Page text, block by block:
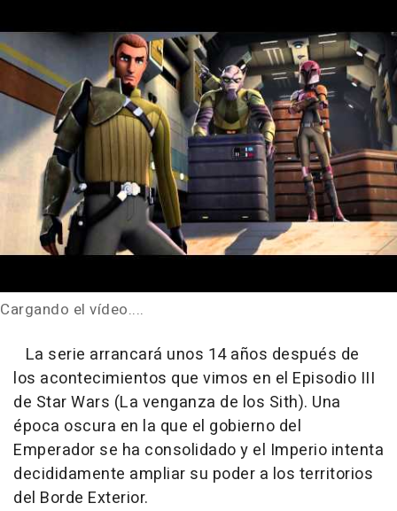
Cargando el vídeo....
La serie arrancará unos 14 años después de
los acontecimientos que vimos en el Episodio III
de Star Wars (La venganza de los Sith). Una
época oscura en la que el gobierno del
Emperador se ha consolidado y el Imperio intenta
decididamente ampliar su poder a los territorios
del Borde Exterior.